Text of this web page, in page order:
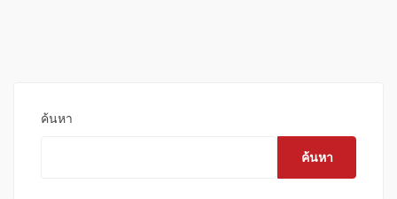
ค้นหา
ค้นหา